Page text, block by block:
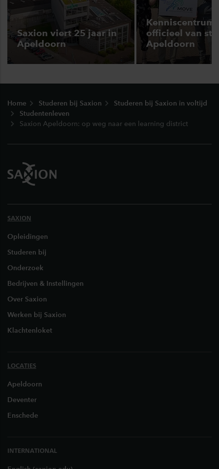
Saxion viert 25 jaar in
Apeldoorn
Kenniscentrum
officieel van
Apeldoorn
Home Studeren bij Saxion
Studeren bij Saxion in voltijd
Studentenleven
Saxion Apeldoorn: op weg naar een learning district
SAXION
Opleidingen
Studeren bij
Onderzoek
Bedrijven & Instellingen
Over Saxion
Werken bij Saxion
Klachtenloket
LOCATIES
Apeldoorn
Deventer
Enschede
INTERNATIONAL